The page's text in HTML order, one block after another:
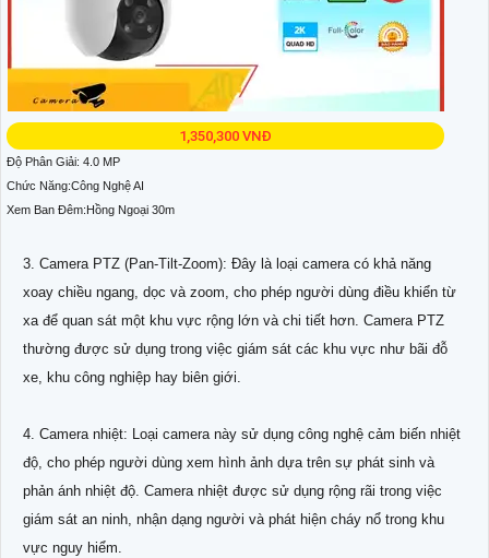
1,350,300 VNĐ
Độ Phân Giải: 4.0 MP
Chức Năng:Công Nghệ AI
Xem Ban Đêm:Hồng Ngoại 30m
3. Camera PTZ (Pan-Tilt-Zoom): Đây là loại camera có khả năng
xoay chiều ngang, dọc và zoom, cho phép người dùng điều khiển từ
xa để quan sát một khu vực rộng lớn và chi tiết hơn. Camera PTZ
thường được sử dụng trong việc giám sát các khu vực như bãi đỗ
xe, khu công nghiệp hay biên giới.
4. Camera nhiệt: Loại camera này sử dụng công nghệ cảm biến nhiệt
độ, cho phép người dùng xem hình ảnh dựa trên sự phát sinh và
phản ánh nhiệt độ. Camera nhiệt được sử dụng rộng rãi trong việc
giám sát an ninh, nhận dạng người và phát hiện cháy nổ trong khu
vực nguy hiểm.